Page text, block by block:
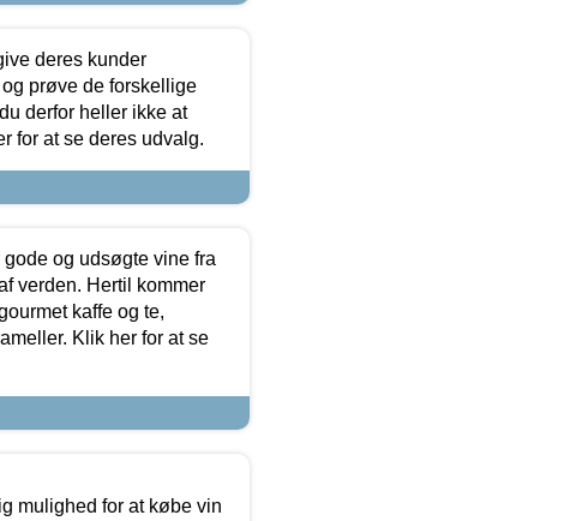
deres kunder
prøve de forskellige
derfor heller ikke at
for at se deres udvalg.
og udsøgte vine fra
verden. Hertil kommer
kaffe og te,
Klik her for at se
mulighed for at købe vin